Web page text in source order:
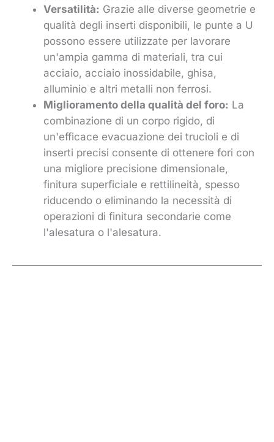
Versatilità: Grazie alle diverse geometrie e
qualità degli inserti disponibili, le punte a U
possono essere utilizzate per lavorare
un'ampia gamma di materiali, tra cui
acciaio, acciaio inossidabile, ghisa,
alluminio e altri metalli non ferrosi.
Miglioramento della qualità del foro: La
combinazione di un corpo rigido, di
un'efficace evacuazione dei trucioli e di
inserti precisi consente di ottenere fori con
una migliore precisione dimensionale,
finitura superficiale e rettilineità, spesso
riducendo o eliminando la necessità di
operazioni di finitura secondarie come
l'alesatura o l'alesatura.